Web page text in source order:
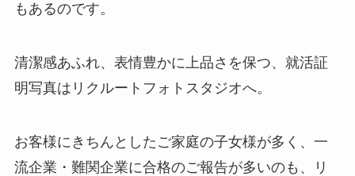
もあるのです。
清潔感あふれ、表情豊かに上品さを保つ、就活証
明写真はリクルートフォトスタジオへ。
お客様にきちんとしたご家庭の子女様が多く、一
流企業・難関企業に合格のご報告が多いのも、リ